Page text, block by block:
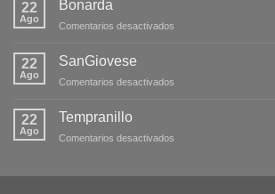
22
Ago
Bonarda
Comentarios desactivados
22
Ago
SanGiovese
Comentarios desactivados
22
Ago
Tempranillo
Comentarios desactivados